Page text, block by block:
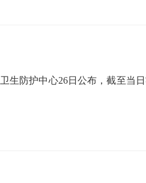
生防护中心26日公布，截至当